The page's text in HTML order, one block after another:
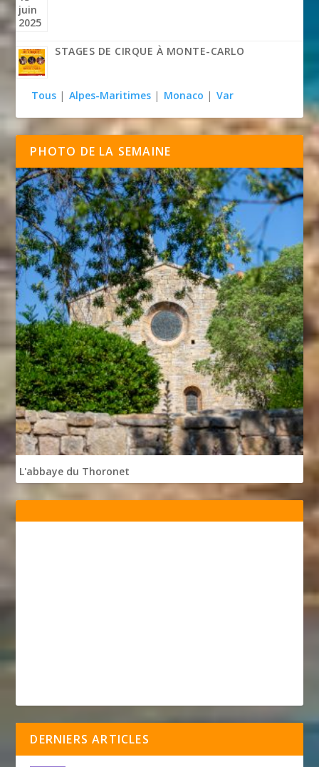
STAGES DE CIRQUE À MONTE-CARLO
Tous | Alpes-Maritimes | Monaco | Var
PHOTO DE LA SEMAINE
L'abbaye du Thoronet
DERNIERS ARTICLES